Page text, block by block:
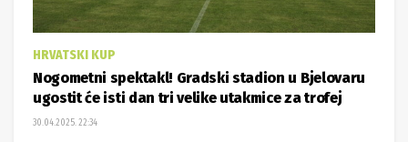
HRVATSKI KUP
Nogometni spektakl! Gradski stadion u Bjelovaru
ugostit će isti dan tri velike utakmice za trofej
30.04.2025. 22:34